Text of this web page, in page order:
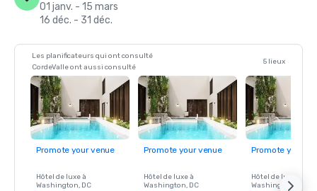
01 janv. - 15 mars
16 déc. - 31 déc.
Les planificateurs qui ont consulté
CordeValle ont aussi consulté
5 lieux
Promote your venue
Hôtel de luxe à
Washington, DC
Promote your venue
Hôtel de luxe à
Washington, DC
Promote your
Hôtel de luxe à
Washington